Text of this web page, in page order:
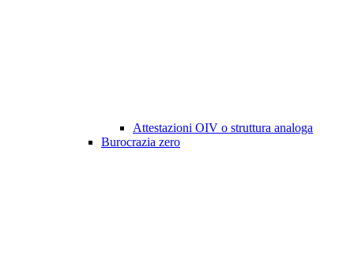
Attestazioni OIV o struttura analoga
Burocrazia zero